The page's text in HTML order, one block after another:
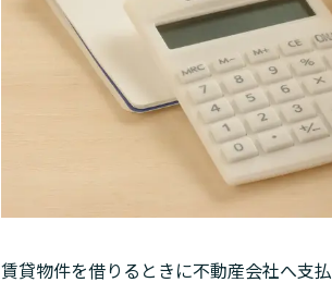
賃貸物件を借りるときに不動産会社へ支